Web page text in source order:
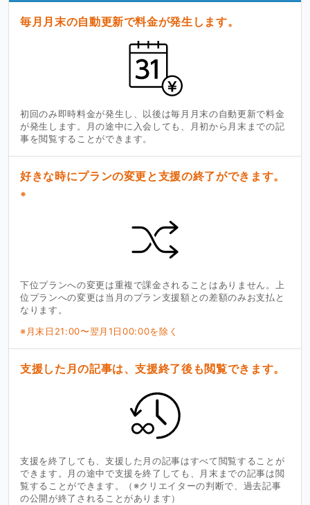
毎月月末の自動更新で料金が発生します。
初回のみ即時料金が発生し、以後は毎月月末の自動更新で料金
が発生します。月の途中に入会しても、月初から月末までの記
事を閲覧することができます。
好きな時にプランの変更と支援の終了ができます。
※
下位プランへの変更は重複で課金されることはありません。上
位プランへの変更は当月のプラン支援額との差額のみお支払と
なります。
※月末日21:00〜翌月1日00:00を除く
支援した月の記事は、支援終了後も閲覧できます。
支援を終了しても、支援した月の記事はすべて閲覧することが
できます。月の途中で支援を終了しても、月末までの記事は閲
覧することができます。（※クリエイターの判断で、過去記事
の公開が終了されることがあります）